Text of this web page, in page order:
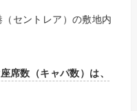
セントレア）の敷地内
席数（キャパ数）は、